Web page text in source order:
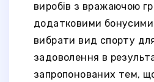
виробів з вражаючою
додатковими
вибрати вид спорту
задоволення в
запропонованих тем,